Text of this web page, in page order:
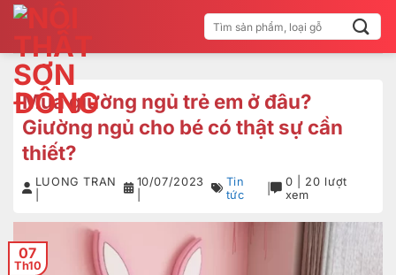
Bỏ
qua
nội
dung
Tìm
kiếm:
Mua giường ngủ trẻ em ở đâu?
Giường ngủ cho bé có thật sự cần
thiết?
LUONG TRAN
10/07/2023
Tin
tức
|
0 | 20 lượt
xem
07
Th10